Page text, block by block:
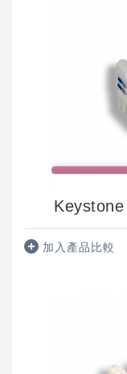
加入產品比較